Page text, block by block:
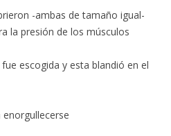
-ambas de tamaño igual-
la presión de los músculos
escogida y esta blandió en el